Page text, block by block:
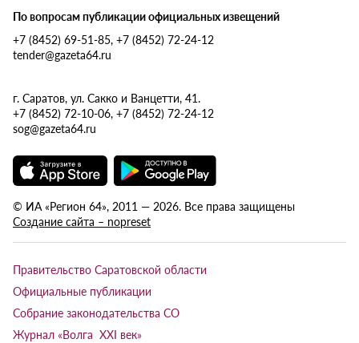
По вопросам публикации официальных извещений
+7 (8452) 69-51-85, +7 (8452) 72-24-12
tender@gazeta64.ru
г. Саратов, ул. Сакко и Ванцетти, 41.
+7 (8452) 72-10-06, +7 (8452) 72-24-12
sog@gazeta64.ru
© ИА «Регион 64», 2011 — 2026. Все права защищены
Создание сайта – nopreset
Правительство Саратовской области
Официальные публикации
Собрание законодательства СО
Журнал «Волга XXI век»